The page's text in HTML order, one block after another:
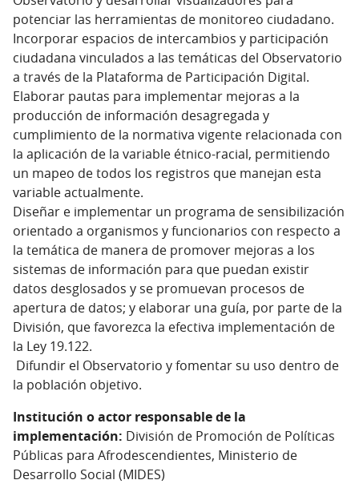
potenciar las herramientas de monitoreo ciudadano.
Incorporar espacios de intercambios y participación
ciudadana vinculados a las temáticas del Observatorio
a través de la Plataforma de Participación Digital.
Elaborar pautas para implementar mejoras a la
producción de información desagregada y
cumplimiento de la normativa vigente relacionada con
la aplicación de la variable étnico-racial, permitiendo
un mapeo de todos los registros que manejan esta
variable actualmente.
Diseñar e implementar un programa de sensibilización
orientado a organismos y funcionarios con respecto a
la temática de manera de promover mejoras a los
sistemas de información para que puedan existir
datos desglosados y se promuevan procesos de
apertura de datos; y elaborar una guía, por parte de la
División, que favorezca la efectiva implementación de
la Ley 19.122.
Difundir el Observatorio y fomentar su uso dentro de
la población objetivo.
Institución o actor responsable de la
implementación: División de Promoción de Políticas
Públicas para Afrodescendientes, Ministerio de
Desarrollo Social (MIDES)